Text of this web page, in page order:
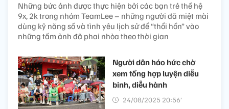
Những bức ảnh được thực hiện bởi các bạn trẻ thế hệ
9x, 2k trong nhóm TeamLee – những người đã miệt mài
dùng kỹ năng số và tình yêu lịch sử để “thổi hồn” vào
những tấm ảnh đã phai nhòa theo thời gian
Người dân háo hức chờ
xem tổng hợp luyện diễu
binh, diễu hành
24/08/2025 20:56’